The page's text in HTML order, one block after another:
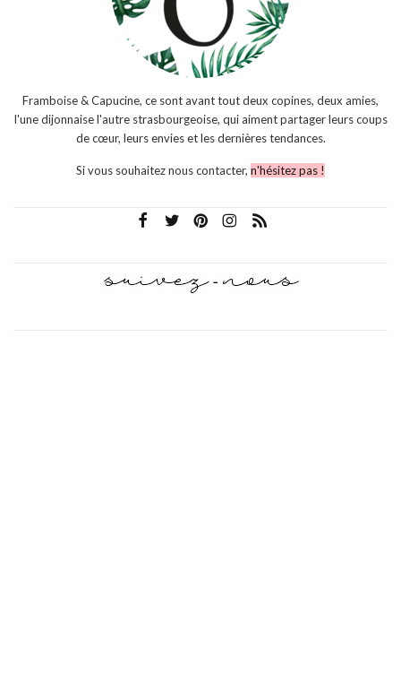
Framboise & Capucine, ce sont avant tout deux copines, deux amies,
l'une dijonnaise l'autre strasbourgeoise, qui aiment partager leurs coups
de cœur, leurs envies et les dernières tendances.
Si vous souhaitez nous contacter, n'hésitez pas !